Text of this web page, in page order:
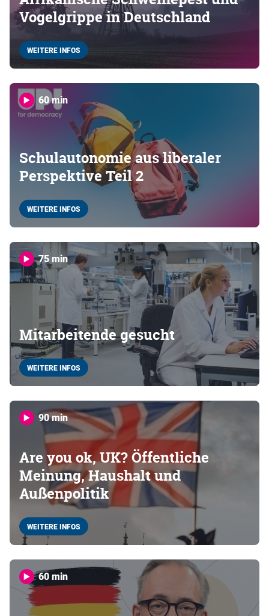
Vogelgrippe in Deutschland
WEITERE INFOS
60 min
Schulautonomie aus liberaler
Perspektive Teil 2
WEITERE INFOS
75 min
Mitarbeitende gesucht
WEITERE INFOS
90 min
Are you ok, UK? Öffentliche
Meinung, Haushalt und
Außenpolitik
WEITERE INFOS
60 min